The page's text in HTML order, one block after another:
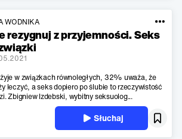
WODNIKA
rezygnuj z przyjemności. Seks
w związkach równoległych, 32% uważa, że
leczyć, a seks dopiero po ślubie to rzeczywistość
Zbigniew Izdebski, wybitny seksuolog...
Słuchaj